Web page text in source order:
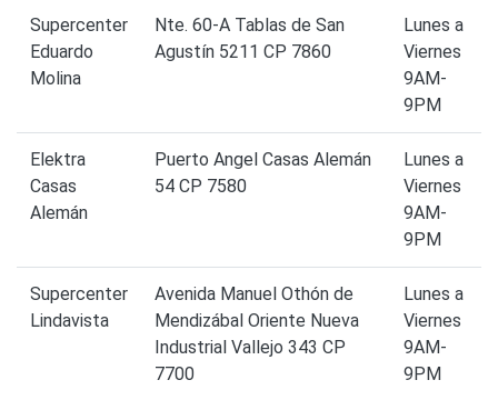
Supercenter
Eduardo
Molina
Nte. 60-A Tablas de San
Agustín 5211 CP 7860
Lunes a
Viernes
9AM-
9PM
Elektra
Casas
Alemán
Puerto Angel Casas Alemán
54 CP 7580
Lunes a
Viernes
9AM-
9PM
Supercenter
Lindavista
Avenida Manuel Othón de
Mendizábal Oriente Nueva
Industrial Vallejo 343 CP
7700
Lunes a
Viernes
9AM-
9PM